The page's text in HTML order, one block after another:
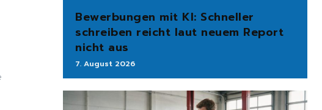
Bewerbungen mit KI: Schneller
schreiben reicht laut neuem Report
nicht aus
7. August 2026